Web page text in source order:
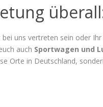
uns vertreten sein oder
auch Sportwagen und
Orte in Deutschland,